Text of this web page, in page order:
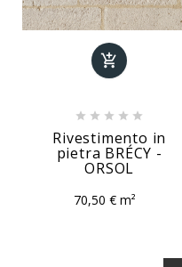

    
Rivestimento in
pietra BRÉCY -
ORSOL
70,50 € m²